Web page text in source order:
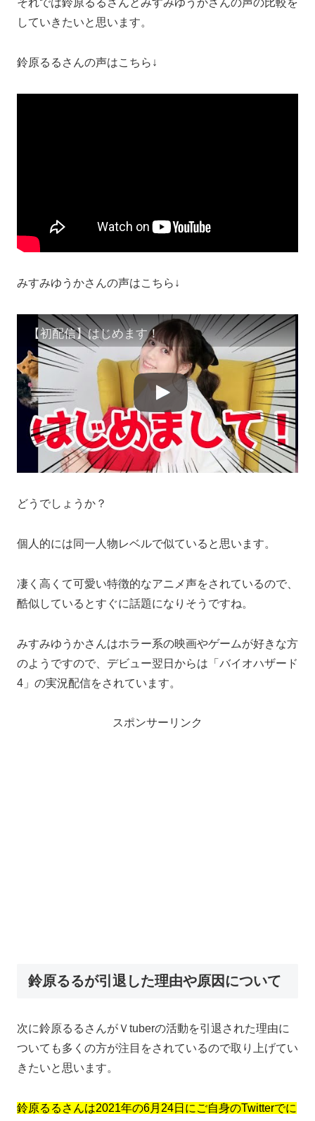
それでは鈴原るるさんとみすみゆうかさんの声の比較を
していきたいと思います。
鈴原るるさんの声はこちら↓
みすみゆうかさんの声はこちら↓
【初配信】はじめます！
どうでしょうか？
個人的には同一人物レベルで似ていると思います。
凄く高くて可愛い特徴的なアニメ声をされているので、
酷似しているとすぐに話題になりそうですね。
みすみゆうかさんはホラー系の映画やゲームが好きな方
のようですので、デビュー翌日からは「バイオハザード
4」の実況配信をされています。
スポンサーリンク
鈴原るるが引退した理由や原因について
次に鈴原るるさんがＶtuberの活動を引退された理由に
ついても多くの方が注目をされているので取り上げてい
きたいと思います。
鈴原るるさんは2021年の6月24日にご自身のTwitterでに